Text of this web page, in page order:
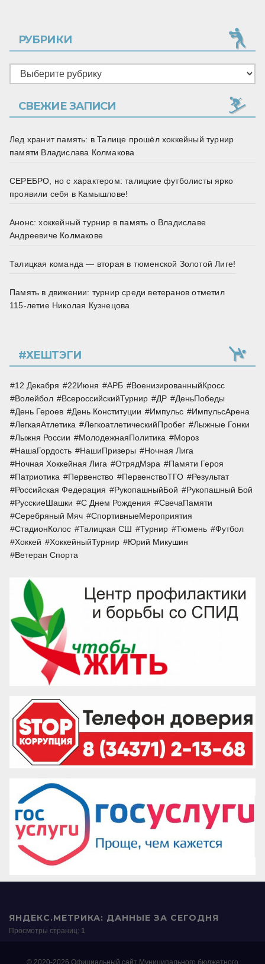
РУБРИКИ
Рубрики
СВЕЖИЕ ЗАПИСИ
Лед хранит память: в Талице прошёл хоккейный турнир
памяти Владислава Колмакова
СЕРЕБРО, но с характером: талицкие футболисты ярко
проявили себя в Камышлове!
Анонс: хоккейный турнир в память о Владиславе
Андреевиче Колмакове
Талицкая команда — вторая в тюменской Золотой Лиге!
Память в движении: турнир среди ветеранов отметил
115‑летие Николая Кузнецова
#ХЕШТЭГИ
12 Декабря 22Июня АРБ
ВоенизированныйКросс
Волейбол
ВсероссийскийТурнир ДР
ДеньПобеды
День Героев
День Конституции Импульс
ИмпульсАрена
ЛегкаяАтлетика
ЛегкоатлетическийПробег
Лыжные Гонки
Лыжня России
МолодежнаяПолитика
Мороз
НашаГордость
НашиПризеры
Ночная Лига
Ночная Хоккейная Лига
ОтрядМэра
Памяти Героя
Патриотика
Первенство ПервенствоТГО
Результат
Российская Федерация
РукопашныйБой
Рукопашный Бой
РусскиеШашки
С Днем Рождения
СвечаПамяти
Серебряный Мяч
СпортивныеМероприятия
СтадионКолос
Талицкая СШ Турнир Тюмень
Футбол
Хоккей
ХоккейныйТурнир
Юрий Микушин
Ветеран Спорта
ЯНДЕКС.МЕТРИКА: ДАННЫЕ ЗА СЕГОДНЯ
Просмотры страниц: 1